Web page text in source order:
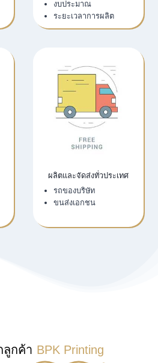
งบประมาณ
ระยะเวลาการผลิต
ผลิตและจัดส่งทั่วประเทศ
รถของบริษัท
ขนส่งเอกชน
ลูกค้า BPK Printing